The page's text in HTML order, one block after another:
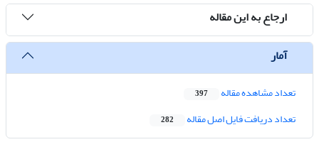
ارجاع به این مقاله
آمار
تعداد مشاهده مقاله 397
تعداد دریافت فایل اصل مقاله 282